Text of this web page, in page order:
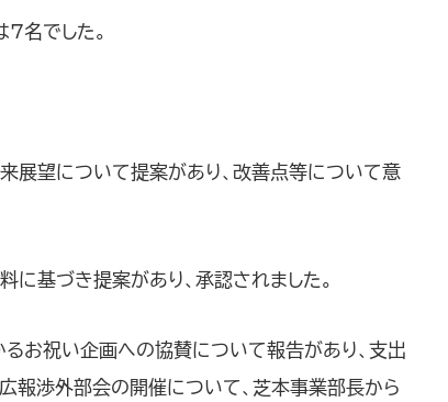
名でした。
展望について提案があり、改善点等について意
基づき提案があり、承認されました。
お祝い企画への協賛について報告があり、支出
報渉外部会の開催について、芝本事業部長から